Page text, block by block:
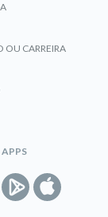
OU CARREIRA
APPS